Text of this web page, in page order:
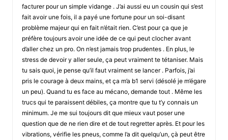
facturer pour un simple vidange . J’ai aussi eu un cousin qui s’est
fait avoir une fois, il a payé une fortune pour un soi-disant
problème majeur qui en fait n’était rien. C’est pour ça que je
préfère toujours avoir une idée de ce qui peut clocher avant
d’aller chez un pro. On n’est jamais trop prudentes . En plus, le
stress de devoir y aller seule, ça peut vraiment te tétaniser. Mais
tu sais quoi, je pense qu’il faut vraiment se lancer . Parfois, j’ai
pris le courage à deux mains, et ça m’a b1 servi (désolé je m’égare
un peu). Quand tu es face au mécano, demande tout . Même les
trucs qui te paraissent débiles, ça montre que tu t’y connais un
minimum. Je me sui toujours dit que mieux vaut poser une
question que de ne rien dire et de tout regretter après. Et pour les
vibrations, vérifie les pneus, comme l’a dit quelqu’un, çà peut être